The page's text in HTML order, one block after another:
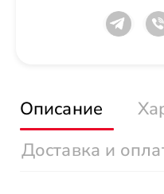
Описание
Доставка и